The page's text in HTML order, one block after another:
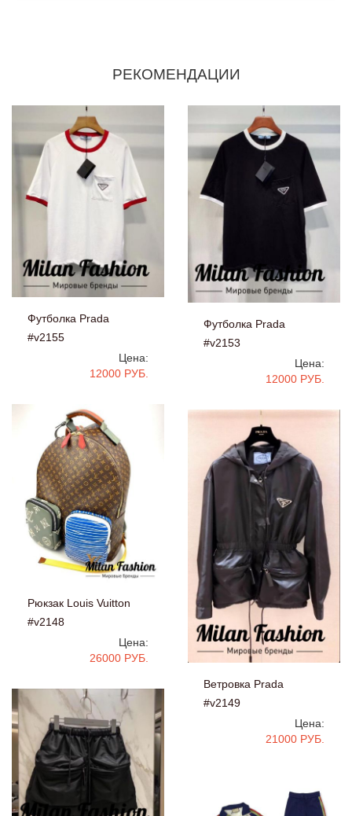
РЕКОМЕНДАЦИИ
Футболка Prada
#v2155
Цена:
12000 РУБ.
Футболка Prada
#v2153
Цена:
12000 РУБ.
Рюкзак Louis Vuitton
#v2148
Цена:
26000 РУБ.
Ветровка Prada
#v2149
Цена:
21000 РУБ.